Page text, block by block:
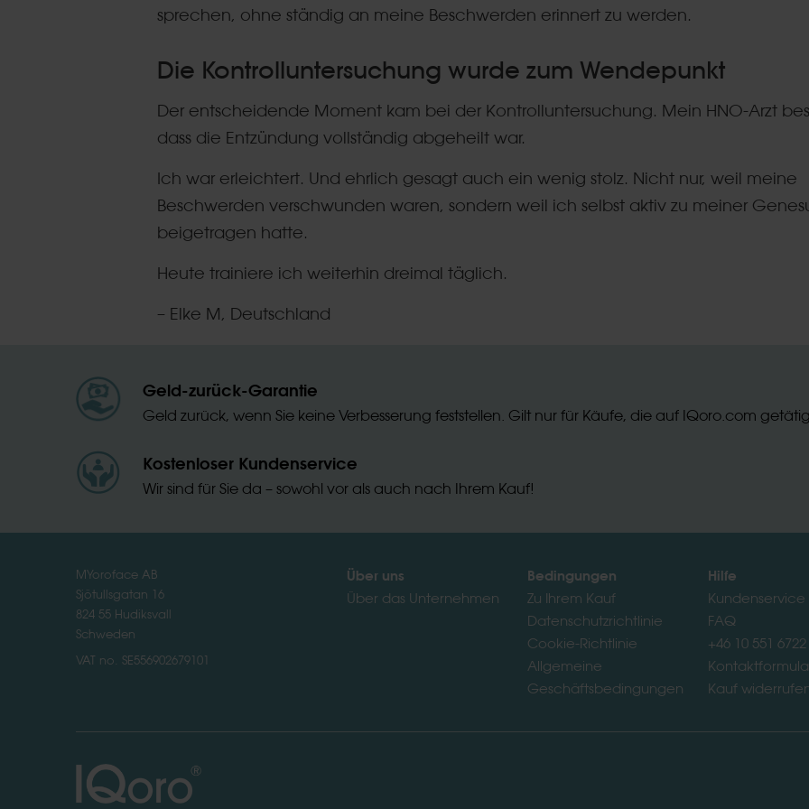
sprechen, ohne ständig an meine Beschwerden erinnert zu werden.
Die Kontrolluntersuchung wurde zum Wendepunkt
Der entscheidende Moment kam bei der Kontrolluntersuchung. Mein HNO-Arzt
dass die Entzündung vollständig abgeheilt war.
Ich war erleichtert. Und ehrlich gesagt auch ein wenig stolz. Nicht nur, weil meine
Beschwerden verschwunden waren, sondern weil ich selbst aktiv zu meiner
beigetragen hatte.
Heute trainiere ich weiterhin dreimal täglich.
– Elke M, Deutschland
Geld-zurück-Garantie
Geld zurück, wenn Sie keine Verbesserung feststellen. Gilt nur für Käufe, die auf IQoro.com
Kostenloser Kundenservice
Wir sind für Sie da – sowohl vor als auch nach Ihrem Kauf!
Über uns
Über das Unternehmen
Bedingungen
Zu Ihrem Kauf
Datenschutzrichtlinie
Cookie-Richtlinie
Allgemeine
Geschäftsbedingungen
Hilfe
Kundenservice
FAQ
+46 10 551 6722
Kauf
MYoroface AB
Sjötullsgatan 16
824 55 Hudiksvall
Schweden
VAT no. SE556902679101